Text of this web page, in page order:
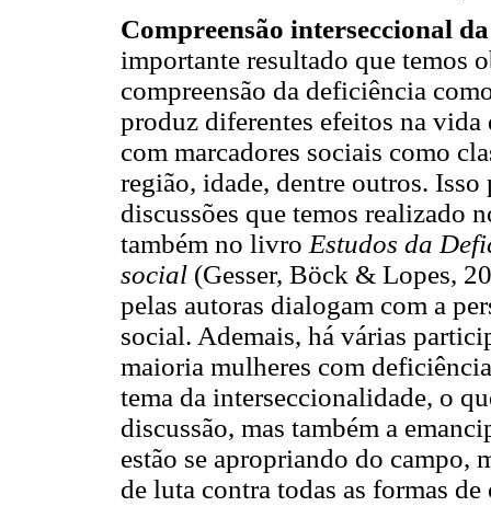
Compreensão interseccional
importante resultado que temos
compreensão da deficiência
produz diferentes efeitos na vida
com marcadores sociais como
região, idade, dentre outros.
discussões que temos realizado
também no livro Estudos da
social (Gesser, Böck & Lopes,
pelas autoras dialogam com a
social. Ademais, há várias
maioria mulheres com
tema da interseccionalidade, o
discussão, mas também a
estão se apropriando do campo,
de luta contra todas as formas de